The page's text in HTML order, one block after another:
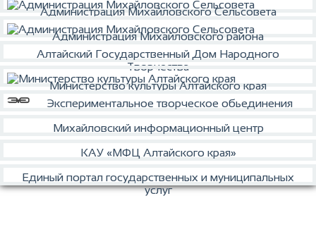
Администрация Михайловского Сельсовета
Администрация Михайловского района
Алтайский Государственный Дом Народного
Творчества
Министерство культуры Алтайского края
Экспериментальное творческое обьединения
Михайловский информационный центр
КАУ «МФЦ Алтайского края»
Единый портал государственных и муниципальных
услуг